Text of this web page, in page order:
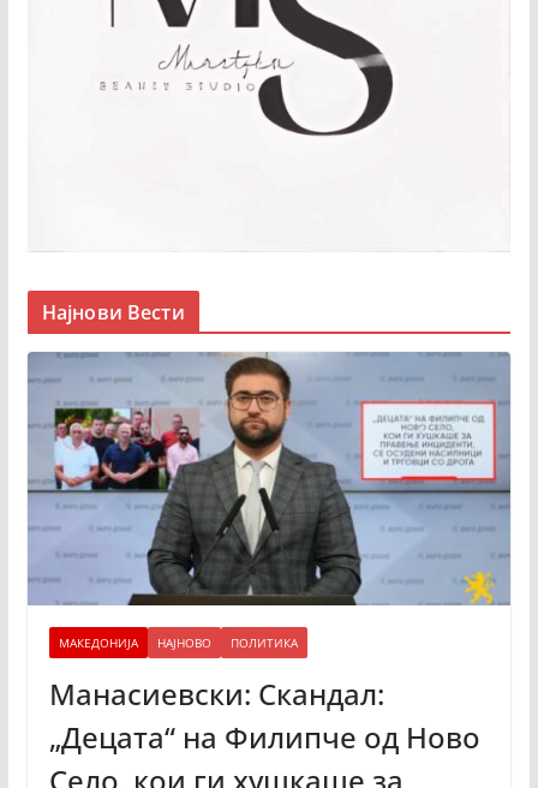
Најнови Вести
МАКЕДОНИЈА НАЈНОВО ПОЛИТИКА
Манасиевски: Скандал:
„Децата“ на Филипче од Ново